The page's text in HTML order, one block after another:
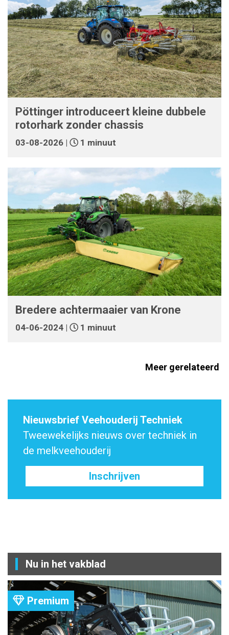
Pöttinger introduceert kleine dubbele
rotorhark zonder chassis
03-08-2026 | 1 minuut
Bredere achtermaaier van Krone
04-06-2024 | 1 minuut
Meer gerelateerd
Nieuwsbrief Veehouderij Techniek
Tweewekelijks nieuws over techniek in
de melkveehouderij
Inschrijven
Nu in het vakblad
Premium